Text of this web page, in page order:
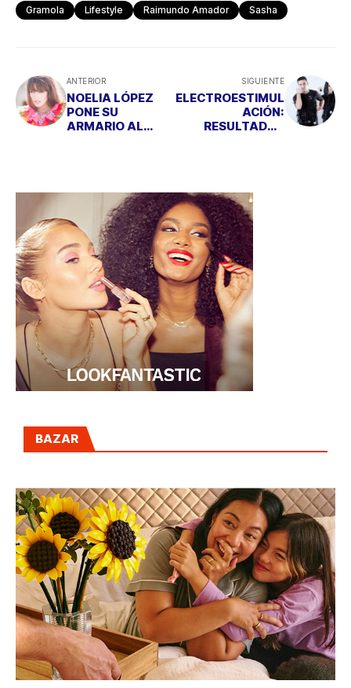
PONE SU
ARMARIO AL
ACIÓN:
RESULTADOS
BAZAR
CON LEGO, LAS FLORES DEL DÍA DE LA
MADRE DURAN TODA LA VIDA
14 ABRIL, 2026